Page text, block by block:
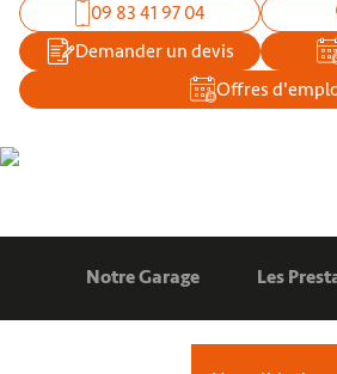
09 83 41 97 04
Demander un devis
Offres
Notre Garage Les